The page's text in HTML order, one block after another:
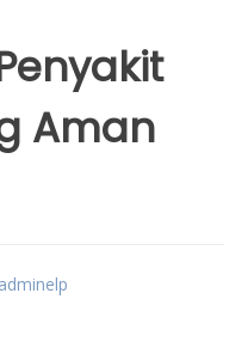
Aman
adminelp